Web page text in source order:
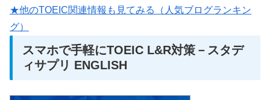
★他のTOEIC関連情報も見てみる（人気ブログランキン
グ）
スマホで手軽にTOEIC L&R対策－スタデ
ィサプリ ENGLISH